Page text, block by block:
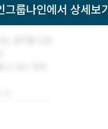
그룹나인에서 상세보